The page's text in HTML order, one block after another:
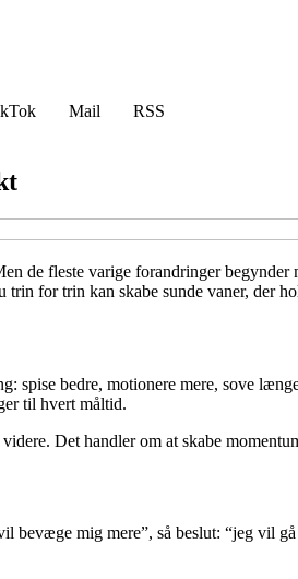
Mail
RSS
de fleste varige forandringer
trin for trin kan skabe sunde vaner, der
spise bedre, motionere mere, sove
til hvert måltid.
Det handler om at skabe
mig mere”, så beslut: “jeg vil